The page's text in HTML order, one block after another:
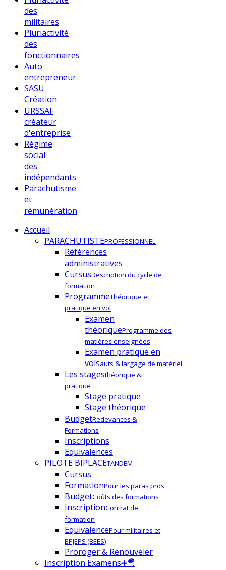
des
militaires
Pluriactivité
des
fonctionnaires
Auto
entrepreneur
SASU
Création
URSSAF
créateur
d'entreprise
Régime
social
des
indépendants
Parachutisme
et
rémunération
Accueil
PARACHUTISTEPROFESSIONNEL
Références
administratives
CursusDescription du cycle de
formation
ProgrammeThéorique et
pratique en vol
Examen
théoriqueProgramme des
matières enseignées
Examen pratique en
volSauts & largage de matériel
Les stagesthéorique &
pratique
Stage pratique
Stage théorique
BudgetRedevances &
Formations
Inscriptions
Equivalences
PILOTE BIPLACETANDEM
Cursus
FormationPour les paras pros
BudgetCoûts des formations
InscriptionContrat de
formation
EquivalencePour militaires et
BPJEPS (BEES)
Proroger & Renouveler
Inscription Examens➕🪂